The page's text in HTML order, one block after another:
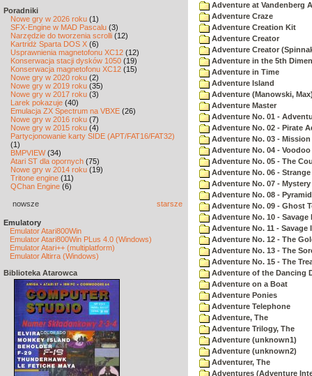
Poradniki
Nowe gry w 2026 roku (1)
SFX-Engine w MAD Pascalu (3)
Narzędzie do tworzenia scrolli (12)
Kartridż Sparta DOS X (6)
Usprawnienia magnetofonu XC12 (12)
Konserwacja stacji dysków 1050 (19)
Konserwacja magnetofonu XC12 (15)
Nowe gry w 2020 roku (2)
Nowe gry w 2019 roku (35)
Nowe gry w 2017 roku (3)
Larek pokazuje (40)
Emulacja ZX Spectrum na VBXE (26)
Nowe gry w 2016 roku (7)
Nowe gry w 2015 roku (4)
Partycjonowanie karty SIDE (APT/FAT16/FAT32)
(1)
BMPVIEW(34)
Atari ST dla opornych (75)
Nowe gry w 2014 roku (19)
Tritone engine (11)
QChan Engine (6)
nowsze starsze
Emulatory
Emulator Atari800Win
Emulator Atari800Win PLus 4.0 (Windows)
Emulator Atari++ (multiplatform)
Emulator Altirra (Windows)
Biblioteka Atarowca
Adventure at Vandenberg
Adventure Craze
Adventure Creation Kit
Adventure Creator
Adventure Creator
Adventure in the 5th
Adventure in Time
Adventure Island
Adventure (Manowski,
Adventure Master
Adventure No. 01 -
Adventure No. 02 - Pirate
Adventure No. 03 -
Adventure No. 04 - Voodoo
Adventure No. 05 - The
Adventure No. 06 -
Adventure No. 07 -
Adventure No. 08 -
Adventure No. 09 - Ghost
Adventure No. 10 - Savage
Adventure No. 11 - Savage
Adventure No. 12 - The
Adventure No. 13 - The
Adventure No. 15 - The
Adventure of the Dancing
Adventure on a Boat
Adventure Ponies
Adventure Telephone
Adventure, The
Adventure Trilogy, The
Adventure (unknown1)
Adventure (unknown2)
Adventurer, The
Adventures (Adventure